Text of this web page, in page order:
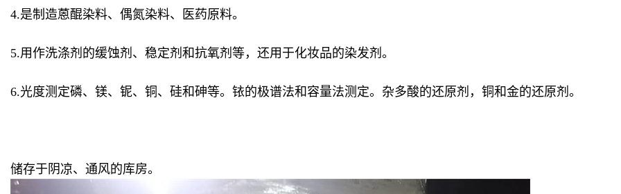
4.是制造蒽醌染料、偶氮染料、医药原料。
5.用作洗涤剂的缓蚀剂、稳定剂和抗氧剂等，还用于化妆品的染发剂。
6.光度测定磷、镁、铌、铜、硅和砷等。铱的极谱法和容量法测定。杂多酸的还原剂，铜和金的还原剂。
储存于阴凉、通风的库房。